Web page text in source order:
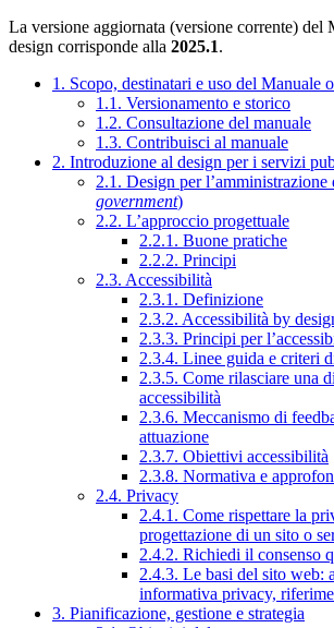
La versione aggiornata (versione corrente) del
design corrisponde alla 2025.1.
1. Scopo, destinatari e uso del Manuale
1.1. Versionamento e storico
1.2. Consultazione del manuale
1.3. Contribuisci al manuale
2. Introduzione al design per i servizi
2.1. Design per l’amministrazione
government)
2.2. L’approccio progettuale
2.2.1. Buone pratiche
2.2.2. Principi
2.3. Accessibilità
2.3.1. Definizione
2.3.2. Accessibilità by
2.3.3. Principi per
2.3.4. Linee guida e criteri
2.3.5. Come rilasciare una
accessibilità
2.3.6. Meccanismo di
attuazione
2.3.7. Obiettivi accessibilità
2.3.8. Normativa e
2.4. Privacy
2.4.1. Come rispettare la
progettazione di un sito o
2.4.2. Richiedi il consenso
2.4.3. Le basi del sito web:
informativa privacy,
3. Pianificazione, gestione e strategia